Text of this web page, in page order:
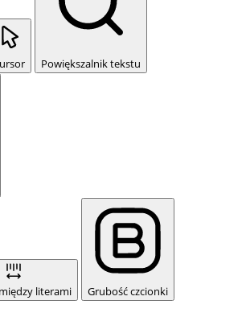
Powiększalnik tekstu
literami Grubość czcionki